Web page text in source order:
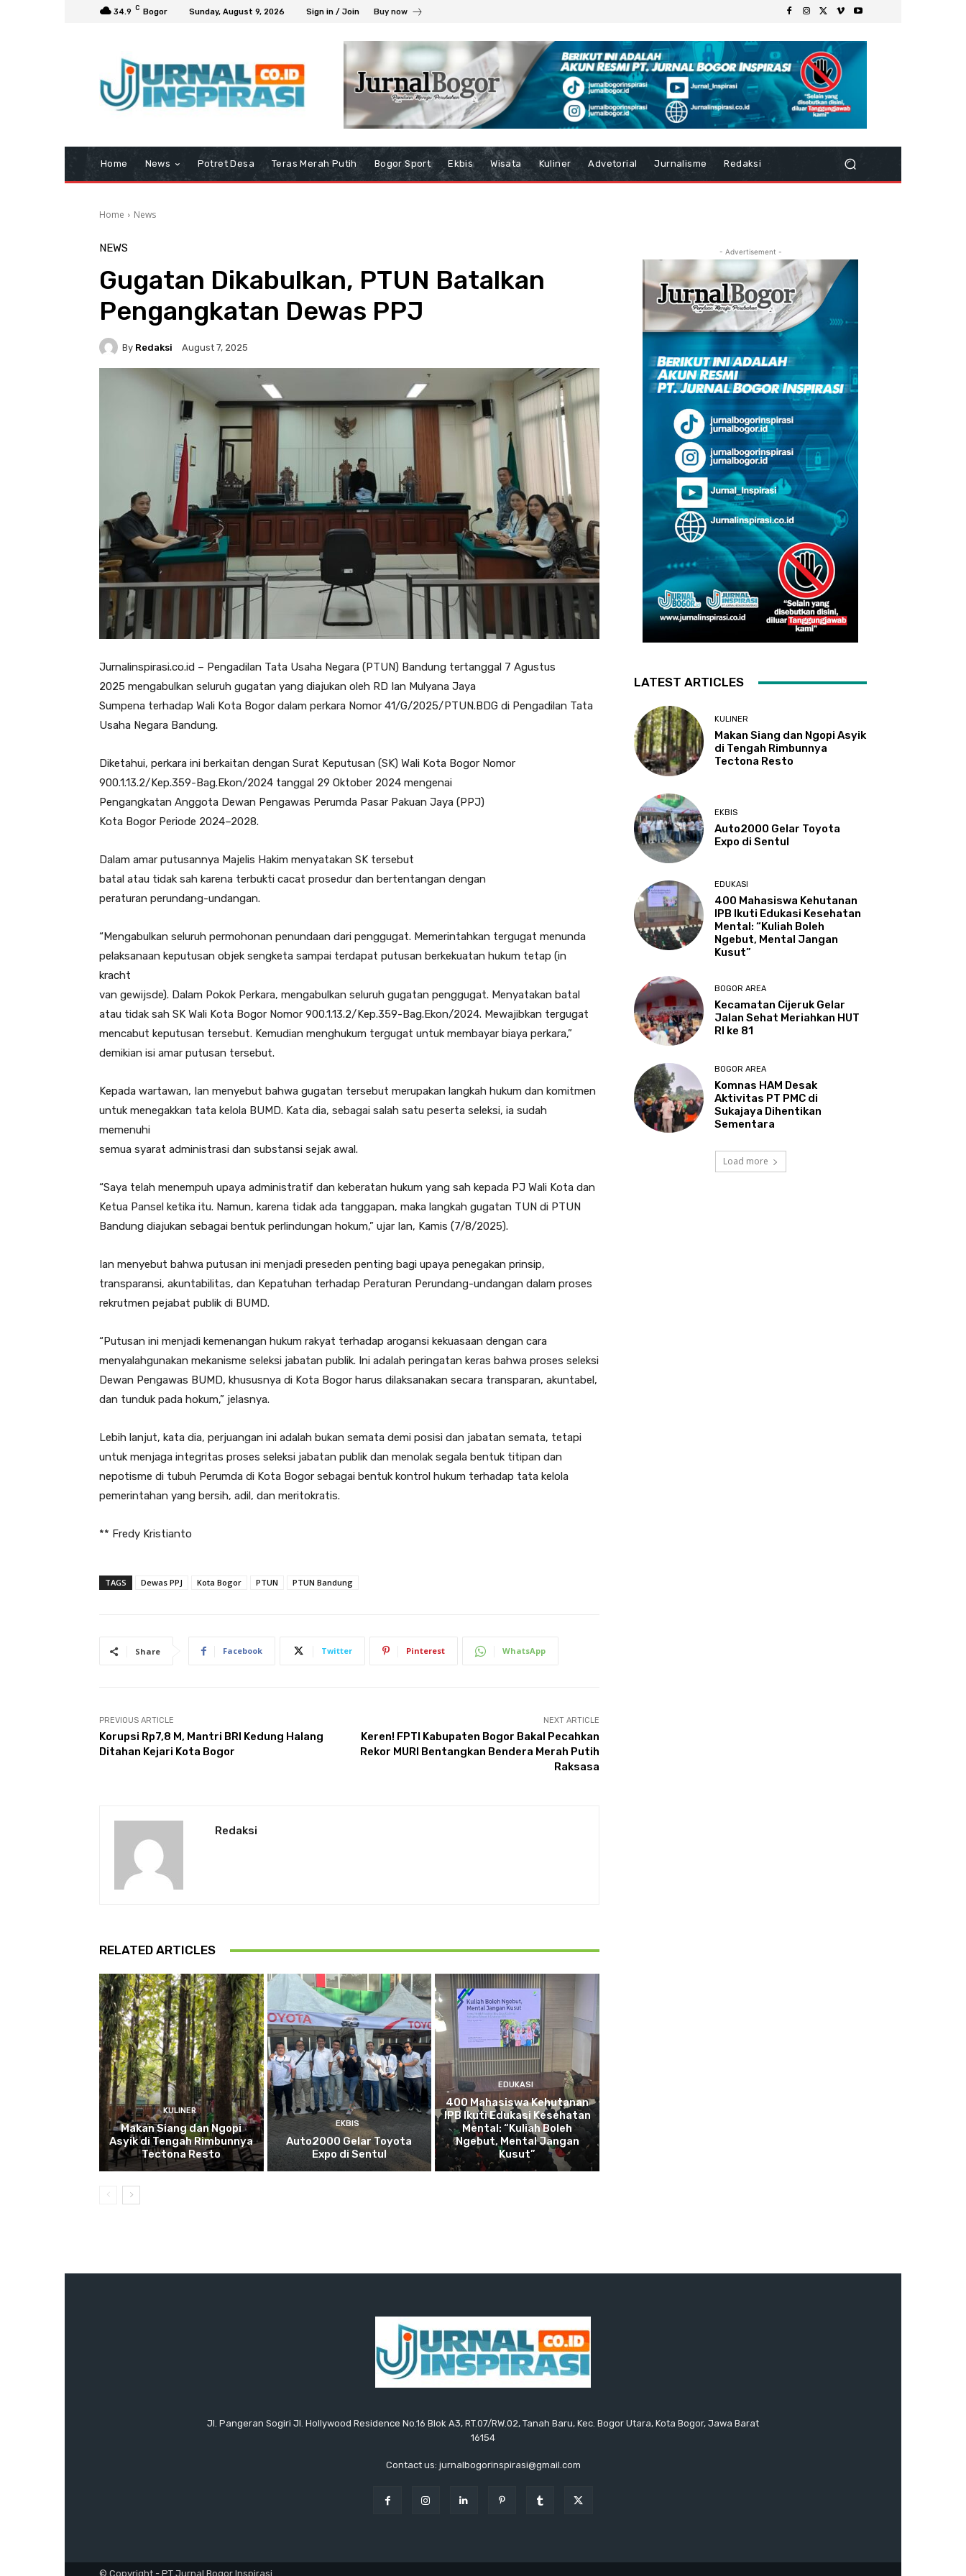
34.9 C Bogor Sunday, August 9, 2026 Sign in / Join Buy now
Home News Potret Desa Teras Merah Putih Bogor Sport Ekbis Wisata Kuliner Advetorial Jurnalisme Redaksi
Home News
NEWS
Gugatan Dikabulkan, PTUN Batalkan
Pengangkatan Dewas PPJ
By Redaksi August 7, 2025
Jurnalinspirasi.co.id – Pengadilan Tata Usaha Negara (PTUN) Bandung tertanggal 7 Agustus
2025 mengabulkan seluruh gugatan yang diajukan oleh RD Ian Mulyana Jaya
Sumpena terhadap Wali Kota Bogor dalam perkara Nomor 41/G/2025/PTUN.BDG di Pengadilan Tata
Usaha Negara Bandung.
Diketahui, perkara ini berkaitan dengan Surat Keputusan (SK) Wali Kota Bogor Nomor
900.1.13.2/Kep.359-Bag.Ekon/2024 tanggal 29 Oktober 2024 mengenai
Pengangkatan Anggota Dewan Pengawas Perumda Pasar Pakuan Jaya (PPJ)
Kota Bogor Periode 2024–2028.
Dalam amar putusannya Majelis Hakim menyatakan SK tersebut
batal atau tidak sah karena terbukti cacat prosedur dan bertentangan dengan
peraturan perundang-undangan.
“Mengabulkan seluruh permohonan penundaan dari penggugat. Memerintahkan tergugat menunda
pelaksanaan keputusan objek sengketa sampai terdapat putusan berkekuatan hukum tetap (in
kracht
van gewijsde). Dalam Pokok Perkara, mengabulkan seluruh gugatan penggugat. Menyatakan batal
atau tidak sah SK Wali Kota Bogor Nomor 900.1.13.2/Kep.359-Bag.Ekon/2024. Mewajibkan tergugat
mencabut keputusan tersebut. Kemudian menghukum tergugat untuk membayar biaya perkara,”
demikian isi amar putusan tersebut.
Kepada wartawan, Ian menyebut bahwa gugatan tersebut merupakan langkah hukum dan komitmen
untuk menegakkan tata kelola BUMD. Kata dia, sebagai salah satu peserta seleksi, ia sudah
memenuhi
semua syarat administrasi dan substansi sejak awal.
“Saya telah menempuh upaya administratif dan keberatan hukum yang sah kepada PJ Wali Kota dan
Ketua Pansel ketika itu. Namun, karena tidak ada tanggapan, maka langkah gugatan TUN di PTUN
Bandung diajukan sebagai bentuk perlindungan hokum,” ujar Ian, Kamis (7/8/2025).
Ian menyebut bahwa putusan ini menjadi preseden penting bagi upaya penegakan prinsip,
transparansi, akuntabilitas, dan Kepatuhan terhadap Peraturan Perundang-undangan dalam proses
rekrutmen pejabat publik di BUMD.
“Putusan ini menjadi kemenangan hukum rakyat terhadap arogansi kekuasaan dengan cara
menyalahgunakan mekanisme seleksi jabatan publik. Ini adalah peringatan keras bahwa proses seleksi
Dewan Pengawas BUMD, khususnya di Kota Bogor harus dilaksanakan secara transparan, akuntabel,
dan tunduk pada hokum,” jelasnya.
Lebih lanjut, kata dia, perjuangan ini adalah bukan semata demi posisi dan jabatan semata, tetapi
untuk menjaga integritas proses seleksi jabatan publik dan menolak segala bentuk titipan dan
nepotisme di tubuh Perumda di Kota Bogor sebagai bentuk kontrol hukum terhadap tata kelola
pemerintahan yang bersih, adil, dan meritokratis.
** Fredy Kristianto
TAGS Dewas PPJ Kota Bogor PTUN PTUN Bandung
Share Facebook Twitter Pinterest WhatsApp
PREVIOUS ARTICLE
Korupsi Rp7,8 M, Mantri BRI Kedung Halang
Ditahan Kejari Kota Bogor
NEXT ARTICLE
Keren! FPTI Kabupaten Bogor Bakal Pecahkan
Rekor MURI Bentangkan Bendera Merah Putih
Raksasa
Redaksi
RELATED ARTICLES
KULINER
Makan Siang dan Ngopi
Asyik di Tengah Rimbunnya
Tectona Resto
EKBIS
Auto2000 Gelar Toyota
Expo di Sentul
EDUKASI
400 Mahasiswa Kehutanan
IPB Ikuti Edukasi Kesehatan
Mental: “Kuliah Boleh
Ngebut, Mental Jangan
Kusut”
- Advertisement -
LATEST ARTICLES
KULINER
Makan Siang dan Ngopi Asyik
di Tengah Rimbunnya
Tectona Resto
EKBIS
Auto2000 Gelar Toyota
Expo di Sentul
EDUKASI
400 Mahasiswa Kehutanan
IPB Ikuti Edukasi Kesehatan
Mental: “Kuliah Boleh
Ngebut, Mental Jangan
Kusut”
BOGOR AREA
Kecamatan Cijeruk Gelar
Jalan Sehat Meriahkan HUT
RI ke 81
BOGOR AREA
Komnas HAM Desak
Aktivitas PT PMC di
Sukajaya Dihentikan
Sementara
Load more
Jl. Pangeran Sogiri Jl. Hollywood Residence No.16 Blok A3, RT.07/RW.02, Tanah Baru, Kec. Bogor Utara, Kota Bogor, Jawa Barat
16154
Contact us: jurnalbogorinspirasi@gmail.com
© Copyright - PT Jurnal Bogor Inspirasi